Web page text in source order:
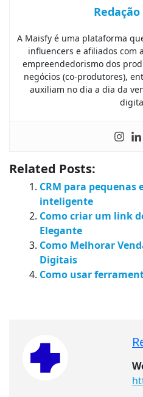
A Maisfy é uma plataforma
influencers e afiliados com
empreendedorismo dos
negócios (co-produtores),
auxiliam no dia a dia da
Related Posts:
CRM para pequenas
inteligente
Como criar um link
Elegante
Como Melhorar
Digitais
Como usar